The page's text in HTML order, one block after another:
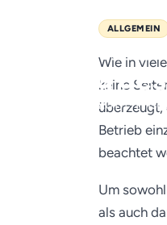
Den
richtig
18. Oktober 2017 ·
ALLGEMEIN
Wie in
keine
überzeugt,
Betrieb
beachtet
Um
als auch